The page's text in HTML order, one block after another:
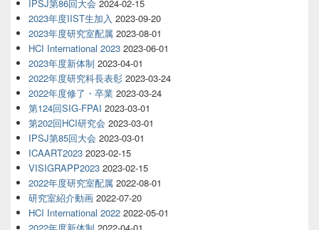
IPSJ第86回大会 2024-02-15
2023年度IIST生加入 2023-09-20
2023年度研究室配属 2023-08-01
HCI International 2023 2023-06-01
2023年度新体制 2023-04-01
2022年度研究科長表彰 2023-03-24
2022年度修了・卒業 2023-03-24
第124回SIG-FPAI 2023-03-01
第202回HCI研究会 2023-03-01
IPSJ第85回大会 2023-03-01
ICAART2023 2023-02-15
VISIGRAPP2023 2023-02-15
2022年度研究室配属 2022-08-01
研究室紹介動画 2022-07-20
HCI International 2022 2022-05-01